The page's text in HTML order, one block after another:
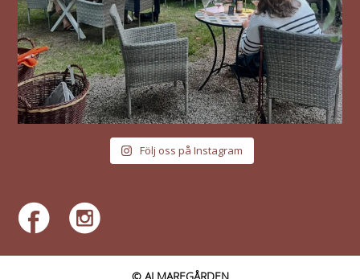
Följ oss på Instagram